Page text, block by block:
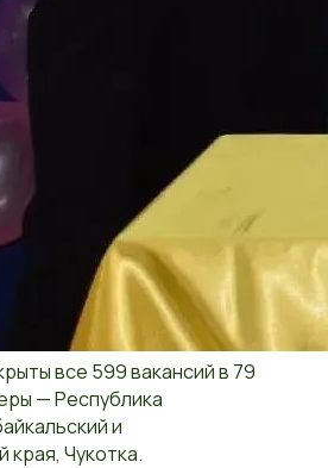
все 599 вакансий в 79
— Республика
и
края, Чукотка.